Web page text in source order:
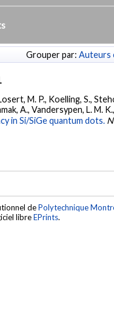
Grouper par: Auteurs
M. P., Koelling, S.,
A., Vandersypen, L. M.
in Si/SiGe quantum dots.
dePolytechnique
libreEPrints.